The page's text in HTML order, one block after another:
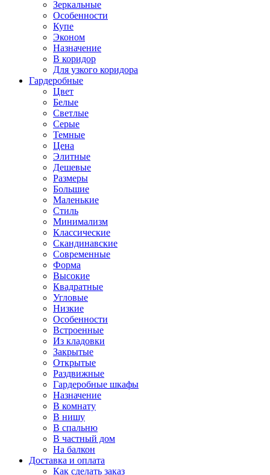
Зеркальные
Особенности
Купе
Эконом
Назначение
В коридор
Для узкого коридора
Гардеробные
Цвет
Белые
Светлые
Серые
Темные
Цена
Элитные
Дешевые
Размеры
Большие
Маленькие
Стиль
Минимализм
Классические
Скандинавские
Современные
Форма
Высокие
Квадратные
Угловые
Низкие
Особенности
Встроенные
Из кладовки
Закрытые
Открытые
Раздвижные
Гардеробные шкафы
Назначение
В комнату
В нишу
В спальню
В частный дом
На балкон
Доставка и оплата
Как сделать заказ